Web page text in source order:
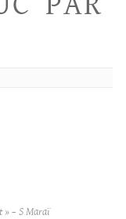
» – S Maraï